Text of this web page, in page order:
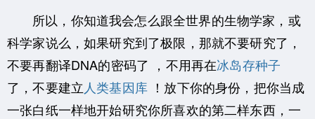
所以，你知道我会怎么跟全世界的生物学家，或
科学家说么，如果研究到了极限，那就不要研究了，
不要再翻译DNA的密码了 ，不用再在冰岛存种子
了，不要建立人类基因库 ！ 放下你的身份，把你当成
一张白纸一样地开始研究你所喜欢的第二样东西，一